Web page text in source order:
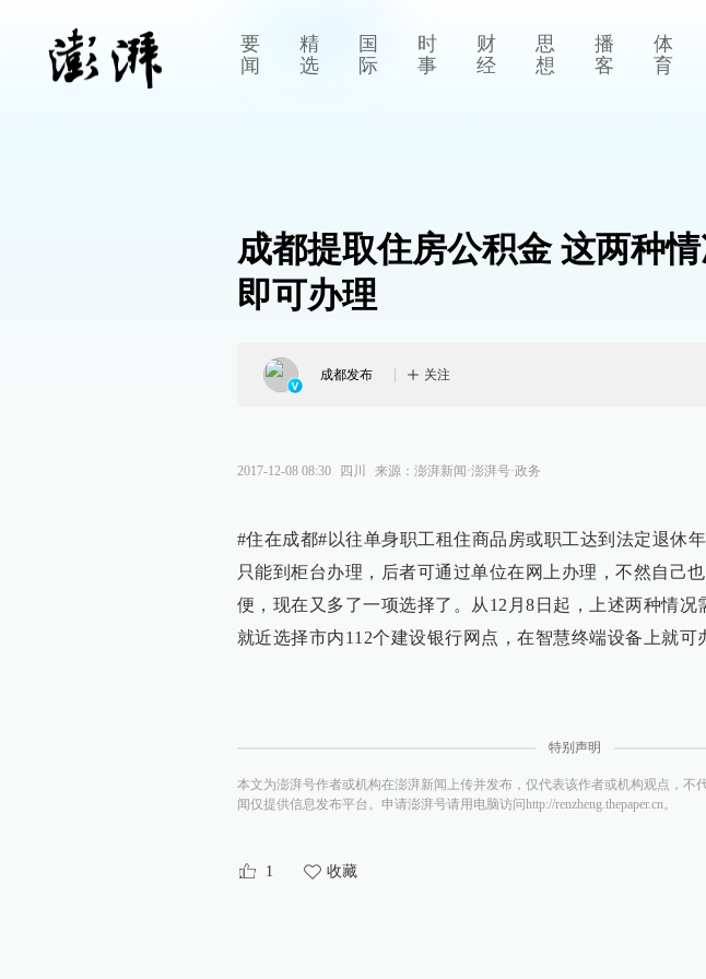
要
闻
精
选
国
际
时
事
财
经
思
想
播
客
体
育
成都提取住房公积金 这两种
即可办理
成都发布 关注
2017-12-08 08:30 四川 来源： 澎湃新闻·澎湃号·政务
#住在成都#以往单身职工租住商品房或职工达到法定退休
只能到柜台办理，后者可通过单位在网上办理，不然自己
便，现在又多了一项选择了。从12月8日起，上述两种情况
就近选择市内112个建设银行网点，在智慧终端设备上就可
特别声明
本文为澎湃号作者或机构在澎湃新闻上传并发布，仅代表该作者或机构观点，不
闻仅提供信息发布平台。申请澎湃号请用电脑访问http://renzheng.thepaper.cn。
1 收藏